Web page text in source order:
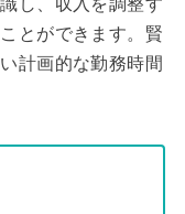
とができます。賢
計画的な勤務時間